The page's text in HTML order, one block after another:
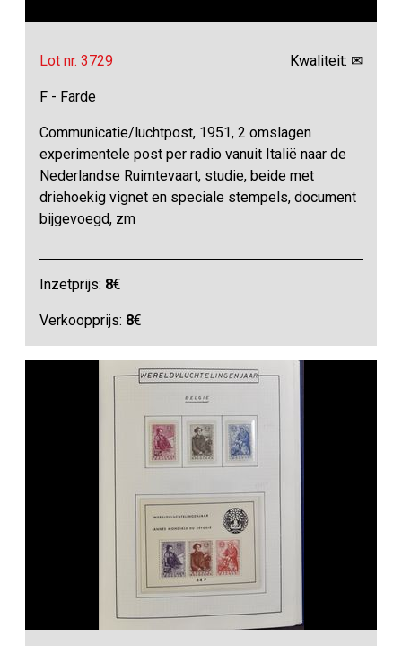
Lot nr. 3729 Kwaliteit: ✉
F - Farde
Communicatie/luchtpost, 1951, 2 omslagen
experimentele post per radio vanuit Italië naar de
Nederlandse Ruimtevaart, studie, beide met
driehoekig vignet en speciale stempels, document
bijgevoegd, zm
Inzetprijs: 8€
Verkoopprijs: 8€